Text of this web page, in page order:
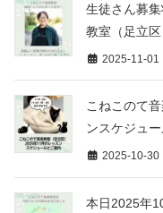
生徒さん募
教室（足立区
2025-11-01
こねこのて
ンスケジュ
2025-10-30
本日2025年